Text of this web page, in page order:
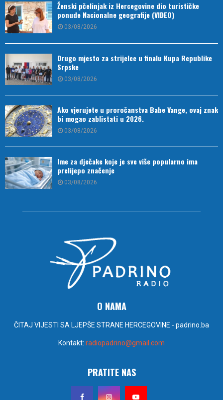
Ženski pčelinjak iz Hercegovine dio turističke
ponude Nacionalne geografije (VIDEO)
03/08/2026
Drugo mjesto za strijelce u finalu Kupa Republike
Srpske
03/08/2026
Ako vjerujete u proročanstva Babe Vange, ovaj znak
bi mogao zablistati u 2026.
03/08/2026
Ime za dječake koje je sve više popularno ima
prelijepo značenje
03/08/2026
O NAMA
ČITAJ VIJESTI SA LJEPŠE STRANE HERCEGOVINE - padrino.ba
Kontakt: radiopadrino@gmail.com
PRATITE NAS